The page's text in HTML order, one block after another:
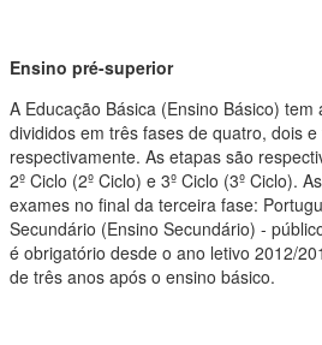
Ensino pré-superior
A Educação Básica (Ensino Básico)
divididos em três fases de quatro, dois
respectivamente. As etapas são
2º Ciclo (2º Ciclo) e 3º Ciclo (3º Ciclo).
exames no final da terceira fase:
Secundário (Ensino Secundário) -
é obrigatório desde o ano letivo 2012/
de três anos após o ensino básico.